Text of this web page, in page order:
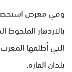
وفي معرض
بالازدهار
التي أطلقها
بلدان القارة.